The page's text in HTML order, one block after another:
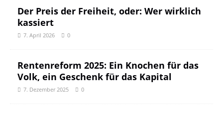
Der Preis der Freiheit, oder: Wer wirklich
kassiert
7. April 2026 0
Rentenreform 2025: Ein Knochen für das
Volk, ein Geschenk für das Kapital
7. Dezember 2025 0